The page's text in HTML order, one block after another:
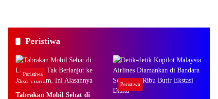
Peristiwa
Peristiwa
Tabrakan Mobil Sehat di
Peristiwa